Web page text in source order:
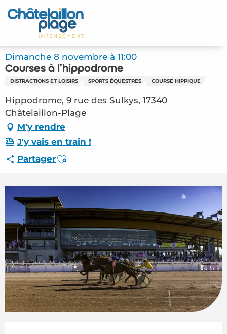
Aller
au
principal
Accueil
Découvrir
Activités
A vivre
Rendez-vous
Votre séjour
Dimanche 8 novembre à 11:00
Courses à l'hippodrome
DISTRACTIONS ET LOISIRS SPORTS ÉQUESTRES COURSE HIPPIQUE
Hippodrome, 9 rue des Sulkys, 17340
Châtelaillon-Plage
M'y rendre
J'y vais en train !
PartagerAjouter aux favoris